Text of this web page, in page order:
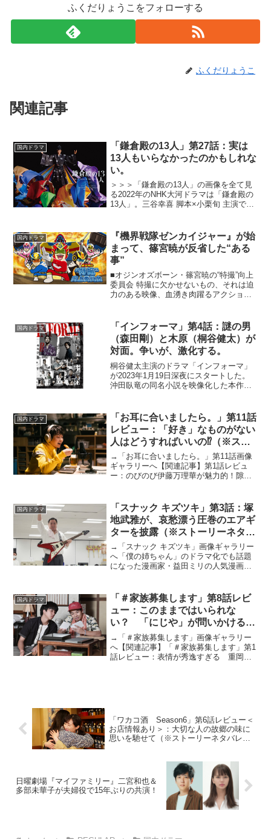
ふくだりょうこをフォローする
ふくだりょうこ
関連記事
国内ドラマ
「鎌倉殿の13人」第27話：実は
13人もいらなかったのかもしれな
い。
＞＞＞「鎌倉殿の13人」の画像を全て見
る2022年のNHK大河ドラマは「鎌倉殿の
13人」。三谷幸喜 脚本×小栗旬 主演で描
れていない部分を想像と創作で補い、唯
一無二のエ...
国内ドラマ
『機界戦隊ゼンカイジャー』が始
まって、篠宮暁が反省した“ある
事”
■オジンオズボーン・篠宮暁の“特撮”向上
委員会 特撮に欠かせないもの、それは迫
力のある映像、血湧き肉躍るアクショ
や挿入歌は勿論のこと、作中に流れてく
る劇伴一つとっても必...
国内ドラマ
「インフォーマ」第4話：謎の男
（森田剛）と木原（桐谷健太）が
対面。争いが、激化する。
桐谷健太主演のドラマ「インフォーマ」
が2023年1月19日深夜にスタートした。
沖田臥竜の同名小説を映像化した本作
スペンス。情報屋・木原慶次郎を演じる
のは初の連続ドラマ単...
国内ドラマ
「お耳に合いましたら。」第11話
レビュー：「好き」なものがない
人はどうすればいいの⁉（※スト
ーリーネタバレあり）
→「お耳に合いましたら。」第11話画像
ギャラリーへ【関連記事】第1話レビュ
ー：のびのび伊藤万理華が魅力的！隙の
ドキャスト版「映像研」？ 「好き」は
何よりも尊い【関連記事...
国内ドラマ
「スナック キズツキ」第3話：塚
地武雅が、哀愁漂う圧巻のエアギ
ターを披露（※ストーリーネタバ
レあり）
→「スナック キズツキ」画像ギャラリー
へ「僕の姉ちゃん」のドラマ化でも話題
になった漫画家・益田ミリの人気漫画
知世が、傷ついた人がたどり着くちょっ
と変わったお店“...
国内ドラマ
「＃家族募集します」第8話レビ
ュー：このままではいられな
い？ 「にじや」が問いかける家
族の形（※ストーリーネタバレあ
り）
→「＃家族募集します」画像ギャラリー
へ【関連記事】「＃家族募集します」第1
話レビュー：表情が秀逸すぎる 重岡大
「ワカコ酒 Season6」第6話レビュー＜
お店情報あり＞：大切な人の故郷の味に
思いを馳せて（※ストーリーネタバレあ
日曜劇場『マイファミリー』二宮和也＆
多部未華子が夫婦役で15年ぶりの共演！